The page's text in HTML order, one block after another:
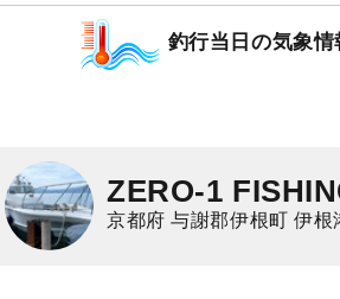
1,500ポイント
シロイカ（ケンサキイカ
釣行当日の気象情
ZERO-1
京都府 与謝郡伊根町 伊根